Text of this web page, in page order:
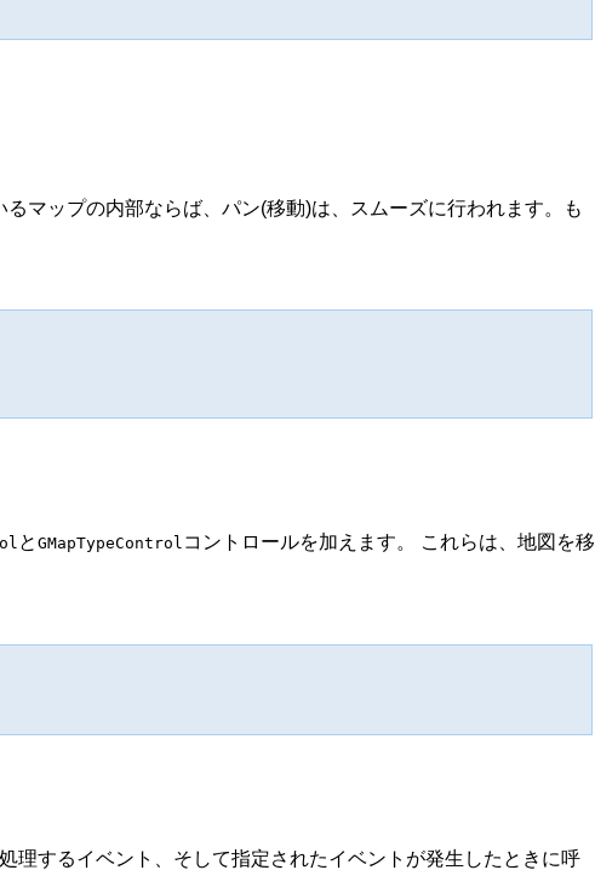
マップの内部ならば、パン(移動)は、スムーズに行われます。も
と GMapTypeControl コントロールを加えます。 これらは、地図を移
理するイベント、そして指定されたイベントが発生したときに呼